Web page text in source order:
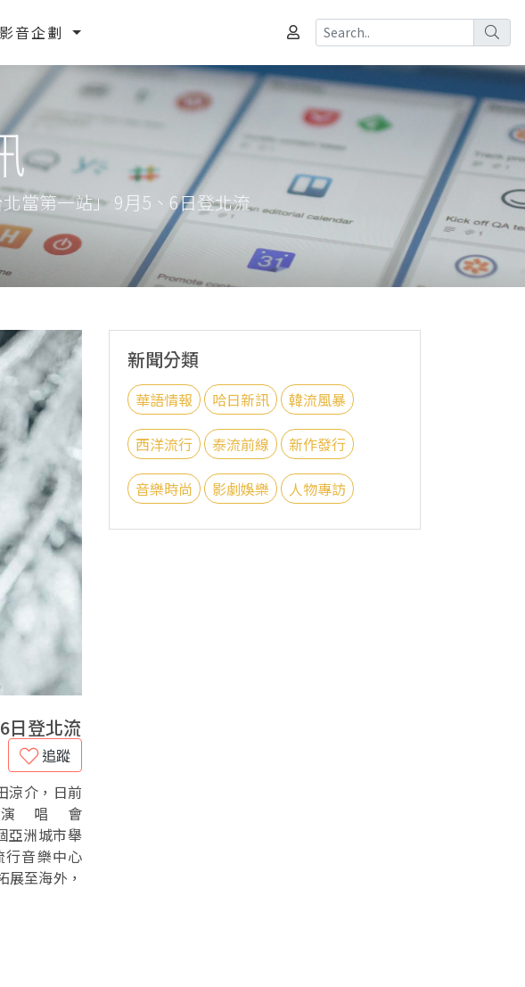
影音企劃
當第一站」 9月5、6日登北流
日登北流
追蹤
涼介，日前
唱會
亞洲城市舉
行音樂中心
展至海外，
新聞分類
華語情報 哈日新訊 韓流風暴
西洋流行 泰流前線 新作發行
音樂時尚 影劇娛樂 人物專訪